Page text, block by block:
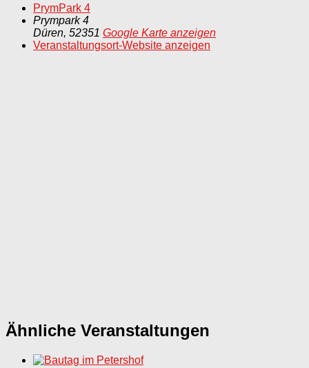
PrymPark 4
Prympark 4
Düren, 52351 Google Karte anzeigen
Veranstaltungsort-Website anzeigen
Ähnliche Veranstaltungen